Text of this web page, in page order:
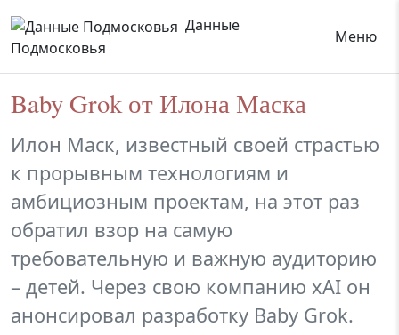
Данные
Подмосковья
Меню
Baby Grok от Илона Маска
Илон Маск, известный своей страстью
к прорывным технологиям и
амбициозным проектам, на этот раз
обратил взор на самую
требовательную и важную аудиторию
– детей. Через свою компанию xAI он
анонсировал разработку Baby Grok.